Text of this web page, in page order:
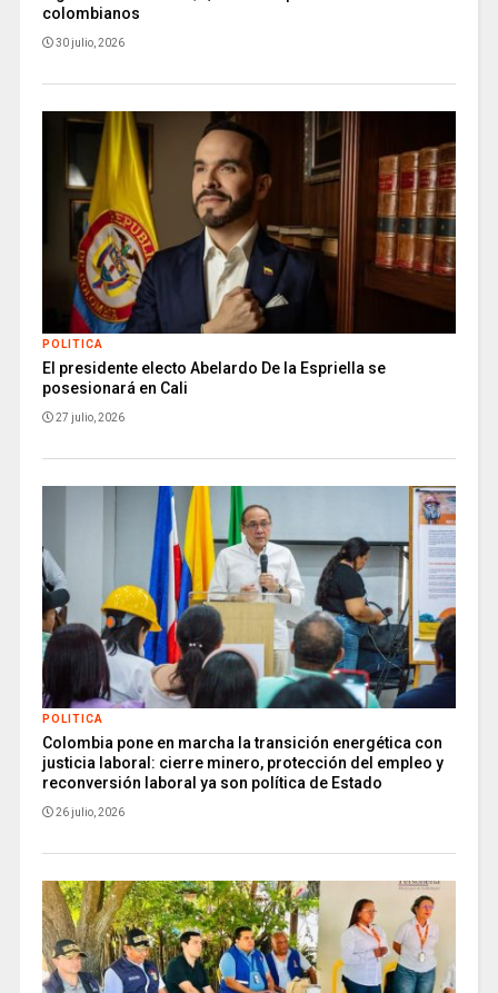
colombianos
30 julio, 2026
POLITICA
El presidente electo Abelardo De la Espriella se
posesionará en Cali
27 julio, 2026
POLITICA
Colombia pone en marcha la transición energética con
justicia laboral: cierre minero, protección del empleo y
reconversión laboral ya son política de Estado
26 julio, 2026